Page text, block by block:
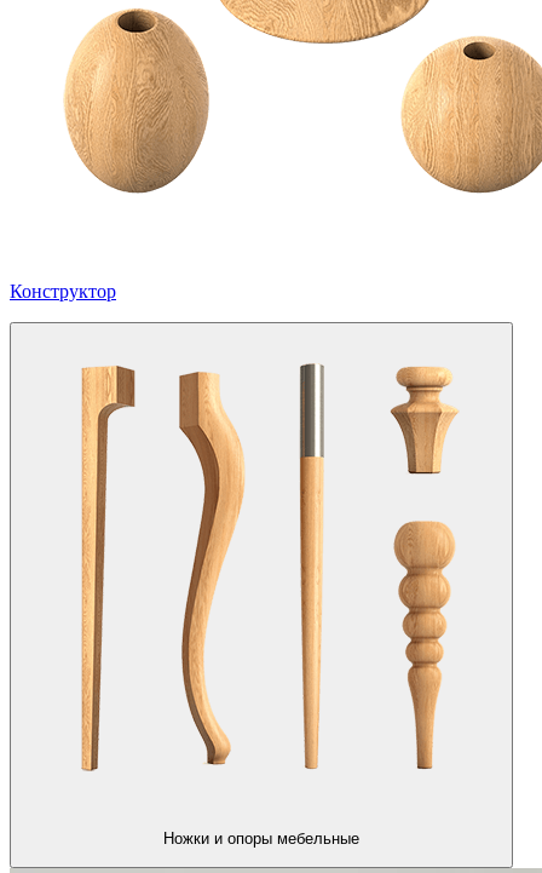
Конструктор
Ножки и опоры мебельные